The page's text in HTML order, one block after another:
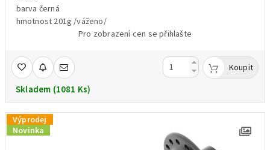
barva černá
hmotnost 201g /váženo/
Pro zobrazení cen se přihlašte
Skladem (1081 Ks)
Koupit
Výprodej
Novinka